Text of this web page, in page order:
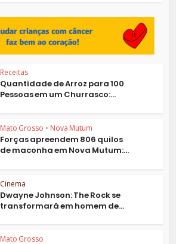
Receitas
Quantidade de Arroz para 100
Pessoas em um Churrasco:...
Mato Grosso • Nova Mutum
Forças apreendem 806 quilos
de maconha em Nova Mutum:...
Cinema
Dwayne Johnson: The Rock se
transformará em homem de...
Mato Grosso